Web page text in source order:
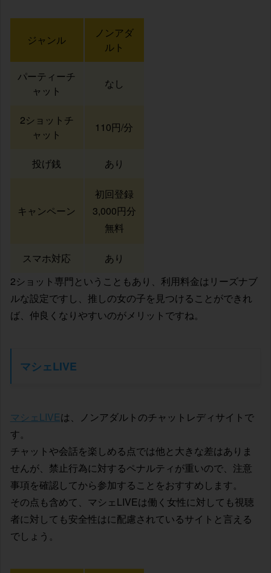
ジャンル
ノンアダ
ルト
パーティーチ
ャット
なし
2ショットチ
ャット
110円/分
投げ銭 あり
キャンペーン
初回登録
3,000円分
無料
スマホ対応
あり
2ショット専門ということもあり、利用料金はリーズナブ
ルな設定ですし、推しの女の子を見つけることができれ
ば、仲良くなりやすいのがメリットですね。
マシェLIVE
マシェLIVEは、ノンアダルトのチャットレディサイトで
す。
チャットや会話を楽しめる点では他と大きな差はありま
せんが、禁止行為に対するペナルティが重いので、注意
事項を確認してから参加することをおすすめします。
その点も含めて、マシェLIVEは働く女性に対しても視聴
者に対しても安全性はに配慮されているサイトと言える
でしょう。